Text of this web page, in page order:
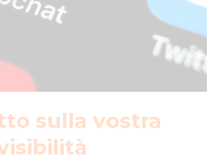
sulla vostra